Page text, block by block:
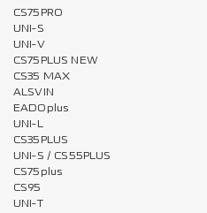
CS75PRO
UNI-S
UNI-V
CS75PLUS NEW
CS35 MAX
ALSVIN
EADOplus
UNI-L
CS35PLUS
UNI-S / CS55PLUS
CS75plus
CS95
UNI-T